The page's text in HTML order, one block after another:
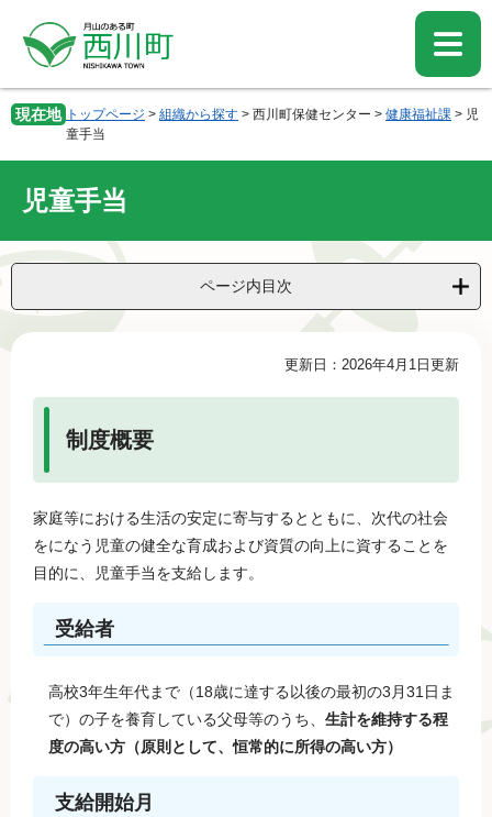
先
頭
を
飛
文
へ
現在地 トップページ > 組織から探す > 西川町保健センター > 健康福祉課 > 児
童手当
児童手当
ページ内目次
更新日：2026年4月1日更新
制度概要
家庭等における生活の安定に寄与するとともに、次代の社会
をになう児童の健全な育成および資質の向上に資することを
目的に、児童手当を支給します。
受給者
高校3年生年代まで（18歳に達する以後の最初の3月31日ま
で）の子を養育している父母等のうち、 生計を維持する程
度の高い方（原則として、恒常的に所得の高い方）
支給開始月